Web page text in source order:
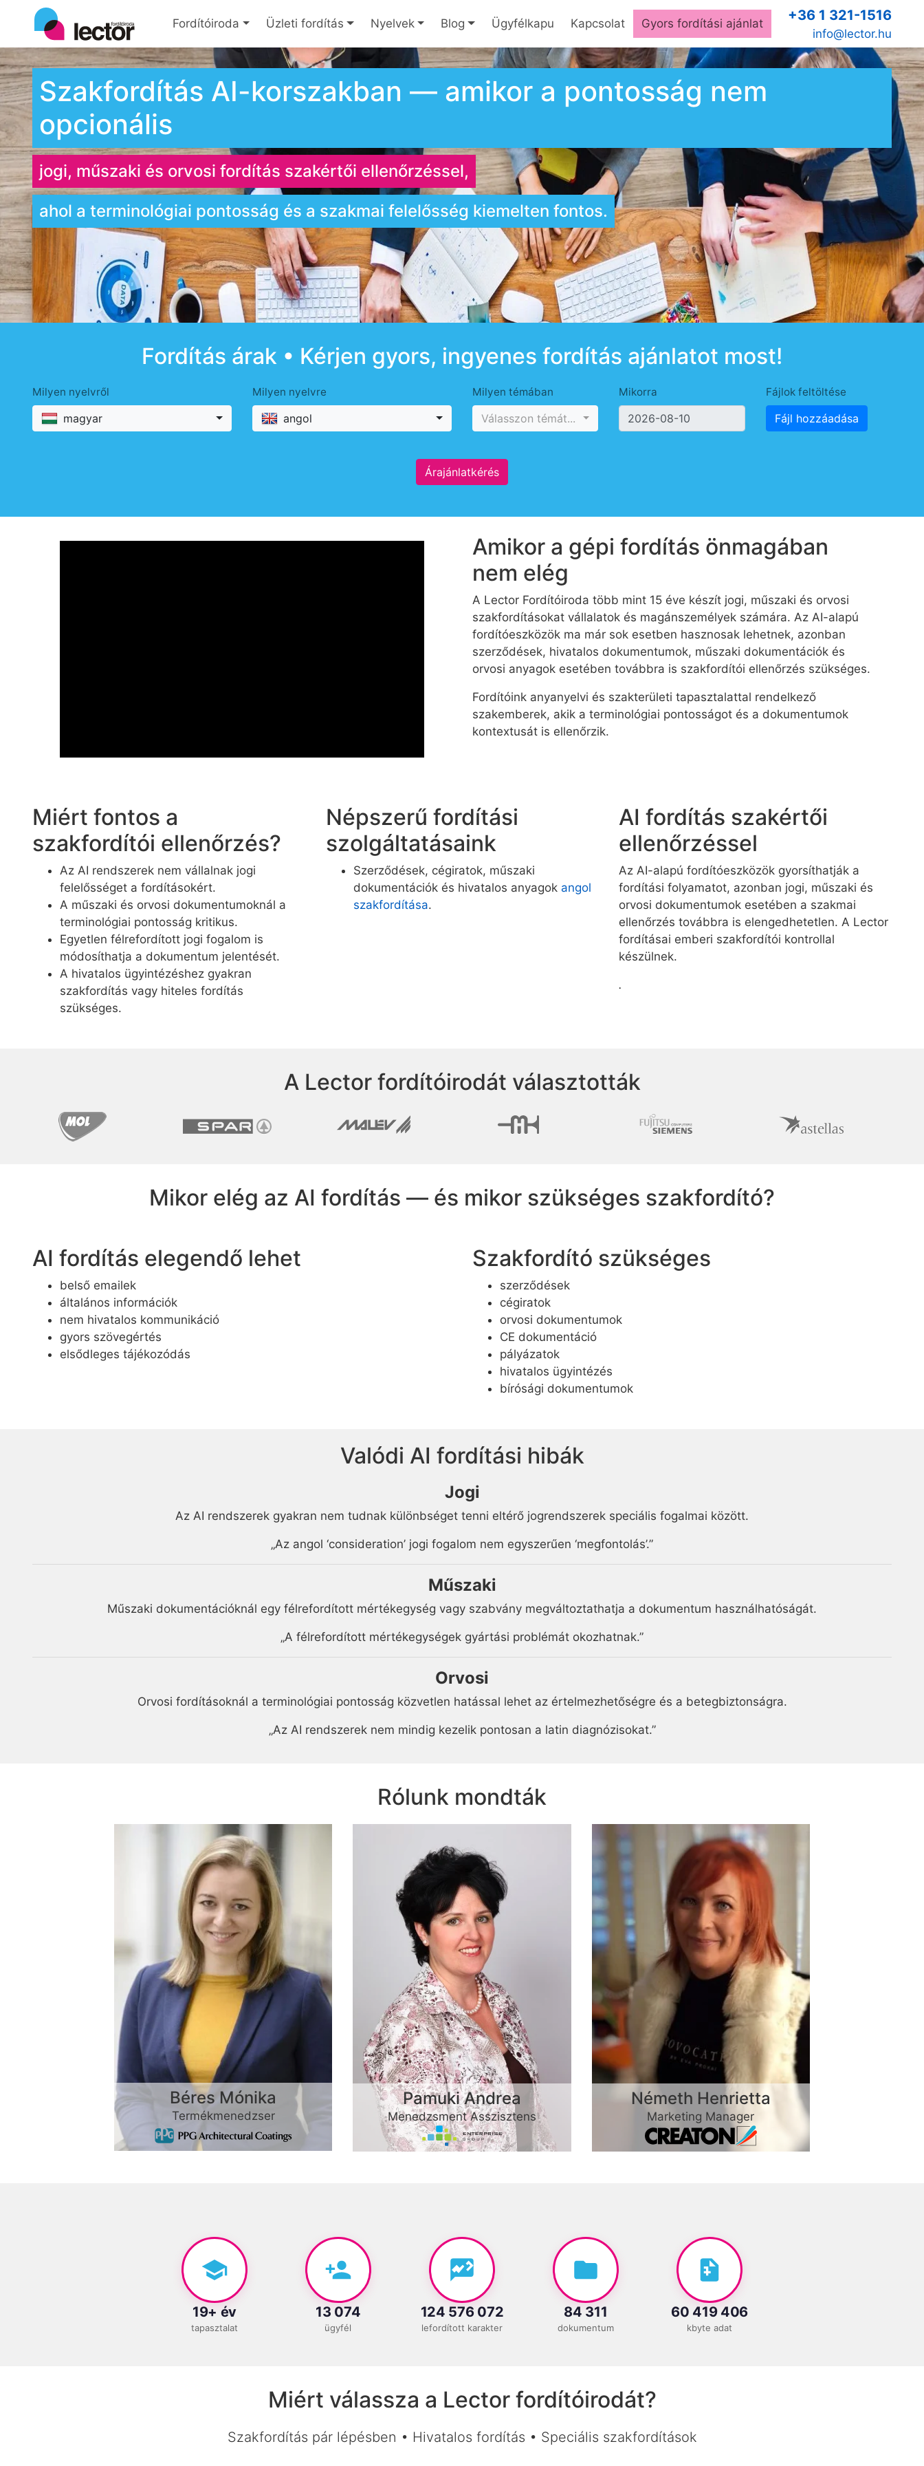
Fordítóiroda Üzleti fordítás Nyelvek Blog Ügyfélkapu Kapcsolat Gyors fordítási ajánlat +36 1 321-1516
info@lector.hu
Szakfordítás AI-korszakban — amikor a pontosság nem
opcionális
jogi, műszaki és orvosi fordítás szakértői ellenőrzéssel,
ahol a terminológiai pontosság és a szakmai felelősség kiemelten fontos.
Fordítás árak • Kérjen gyors, ingyenes fordítás ajánlatot most!
Milyen nyelvről
magyar
Milyen nyelvre
angol
Milyen témában
Válasszon témát...
Mikorra Fájlok feltöltése
Fájl hozzáadása
Árajánlatkérés
Amikor a gépi fordítás önmagában
nem elég
A Lector Fordítóiroda több mint 15 éve készít jogi, műszaki és orvosi
szakfordításokat vállalatok és magánszemélyek számára. Az AI-alapú
fordítóeszközök ma már sok esetben hasznosak lehetnek, azonban
szerződések, hivatalos dokumentumok, műszaki dokumentációk és
orvosi anyagok esetében továbbra is szakfordítói ellenőrzés szükséges.
Fordítóink anyanyelvi és szakterületi tapasztalattal rendelkező
szakemberek, akik a terminológiai pontosságot és a dokumentumok
kontextusát is ellenőrzik.
Miért fontos a
szakfordítói ellenőrzés?
Az AI rendszerek nem vállalnak jogi
felelősséget a fordításokért.
A műszaki és orvosi dokumentumoknál a
terminológiai pontosság kritikus.
Egyetlen félrefordított jogi fogalom is
módosíthatja a dokumentum jelentését.
A hivatalos ügyintézéshez gyakran
szakfordítás vagy hiteles fordítás
szükséges.
Népszerű fordítási
szolgáltatásaink
Szerződések, cégiratok, műszaki
dokumentációk és hivatalos anyagok angol
szakfordítása.
AI fordítás szakértői
ellenőrzéssel
Az AI-alapú fordítóeszközök gyorsíthatják a
fordítási folyamatot, azonban jogi, műszaki és
orvosi dokumentumok esetében a szakmai
ellenőrzés továbbra is elengedhetetlen. A Lector
fordításai emberi szakfordítói kontrollal
készülnek.
.
A Lector fordítóirodát választották
Mikor elég az AI fordítás — és mikor szükséges szakfordító?
AI fordítás elegendő lehet
belső emailek
általános információk
nem hivatalos kommunikáció
gyors szövegértés
elsődleges tájékozódás
Szakfordító szükséges
szerződések
cégiratok
orvosi dokumentumok
CE dokumentáció
pályázatok
hivatalos ügyintézés
bírósági dokumentumok
Valódi AI fordítási hibák
Jogi
Az AI rendszerek gyakran nem tudnak különbséget tenni eltérő jogrendszerek speciális fogalmai között.
„Az angol ‘consideration’ jogi fogalom nem egyszerűen ‘megfontolás’.”
Műszaki
Műszaki dokumentációknál egy félrefordított mértékegység vagy szabvány megváltoztathatja a dokumentum használhatóságát.
„A félrefordított mértékegységek gyártási problémát okozhatnak.”
Orvosi
Orvosi fordításoknál a terminológiai pontosság közvetlen hatással lehet az értelmezhetőségre és a betegbiztonságra.
„Az AI rendszerek nem mindig kezelik pontosan a latin diagnózisokat.”
Rólunk mondták
Béres Mónika
Termékmenedzser
Pamuki Andrea
Menedzsment Asszisztens
Németh Henrietta
Marketing Manager
19+ év
tapasztalat
13 074
ügyfél
124 576 072
lefordított karakter
84 311
dokumentum
60 419 406
kbyte adat
Miért válassza a Lector fordítóirodát?
Szakfordítás pár lépésben • Hivatalos fordítás • Speciális szakfordítások